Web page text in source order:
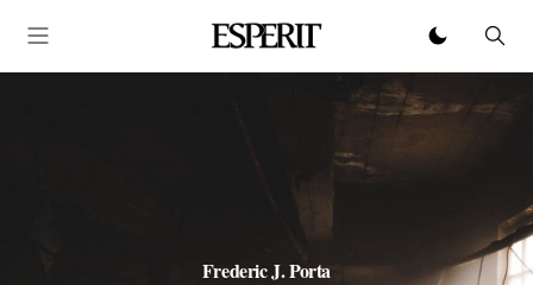
Frederic J. Porta